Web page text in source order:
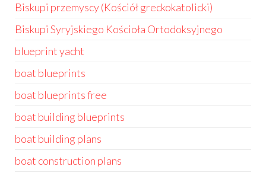
Biskupi przemyscy (Kościół greckokatolicki)
Biskupi Syryjskiego Kościoła Ortodoksyjnego
blueprint yacht
boat blueprints
boat blueprints free
boat building blueprints
boat building plans
boat construction plans